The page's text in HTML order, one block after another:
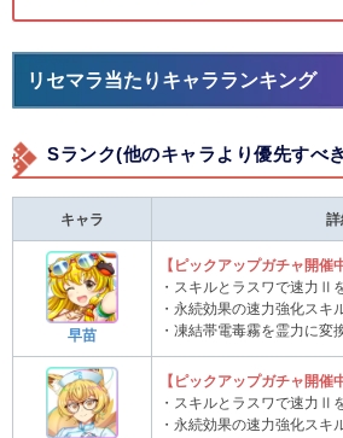
リセマラ当たりキャラランキング
Sランク(他のキャラより優先すべ
キャラ 詳
早苗
【ピックアップガチャ開催
・スキルとラスワで速力Ⅱ
・永続効果の速力強化スキ
・凍結帯電毒霧を霊力に変
【ピックアップガチャ開催
・スキルとラスワで速力Ⅱ
・永続効果の速力強化スキ